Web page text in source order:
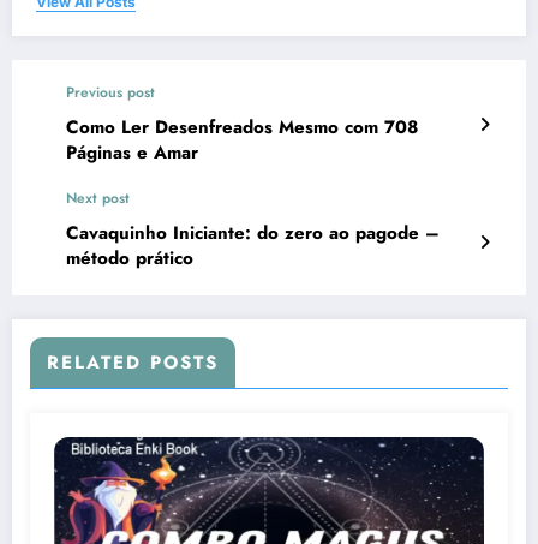
Previous post
Como Ler Desenfreados Mesmo com 708
Páginas e Amar
Next post
Cavaquinho Iniciante: do zero ao pagode –
método prático
RELATED POSTS